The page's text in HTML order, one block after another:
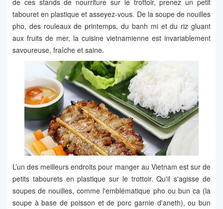
de ces stands de nourriture sur le trottoir, prenez un petit
tabouret en plastique et asseyez-vous. De la soupe de nouilles
pho, des rouleaux de printemps, du banh mi et du riz gluant
aux fruits de mer, la cuisine vietnamienne est invariablement
savoureuse, fraîche et saine.
L’un des meilleurs endroits pour manger au Vietnam est sur de
petits tabourets en plastique sur le trottoir. Qu'il s'agisse de
soupes de nouilles, comme l'emblématique pho ou bun ca (la
soupe à base de poisson et de porc garnie d'aneth), ou bun